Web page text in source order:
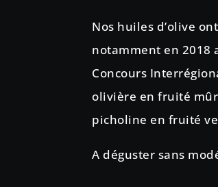
Nos huiles d’olive
notamment en 2018
Concours
olivière en fruité
picholine en fruité
A déguster sans